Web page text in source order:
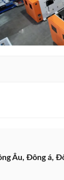
Âu, Đông á,